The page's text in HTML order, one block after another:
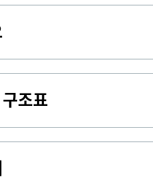
조표